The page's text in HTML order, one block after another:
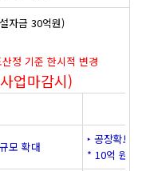
자금 30억원)
정 기준 한시적 변경
업마감시)
모 확대
‣ 공장확보
* 10억 원 →